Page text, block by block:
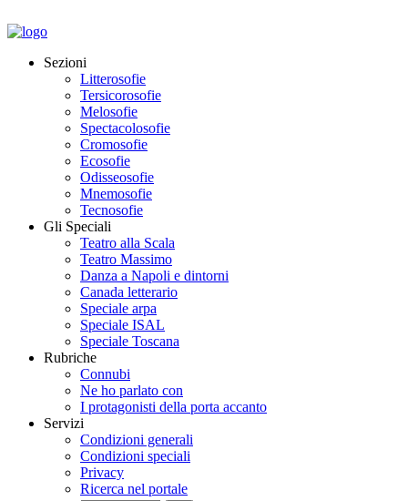
Sezioni
Litterosofie
Tersicorosofie
Melosofie
Spectacolosofie
Cromosofie
Ecosofie
Odisseosofie
Mnemosofie
Tecnosofie
Gli Speciali
Teatro alla Scala
Teatro Massimo
Danza a Napoli e dintorni
Canada letterario
Speciale arpa
Speciale ISAL
Speciale Toscana
Rubriche
Connubi
Ne ho parlato con
I protagonisti della porta accanto
Servizi
Condizioni generali
Condizioni speciali
Privacy
Ricerca nel portale